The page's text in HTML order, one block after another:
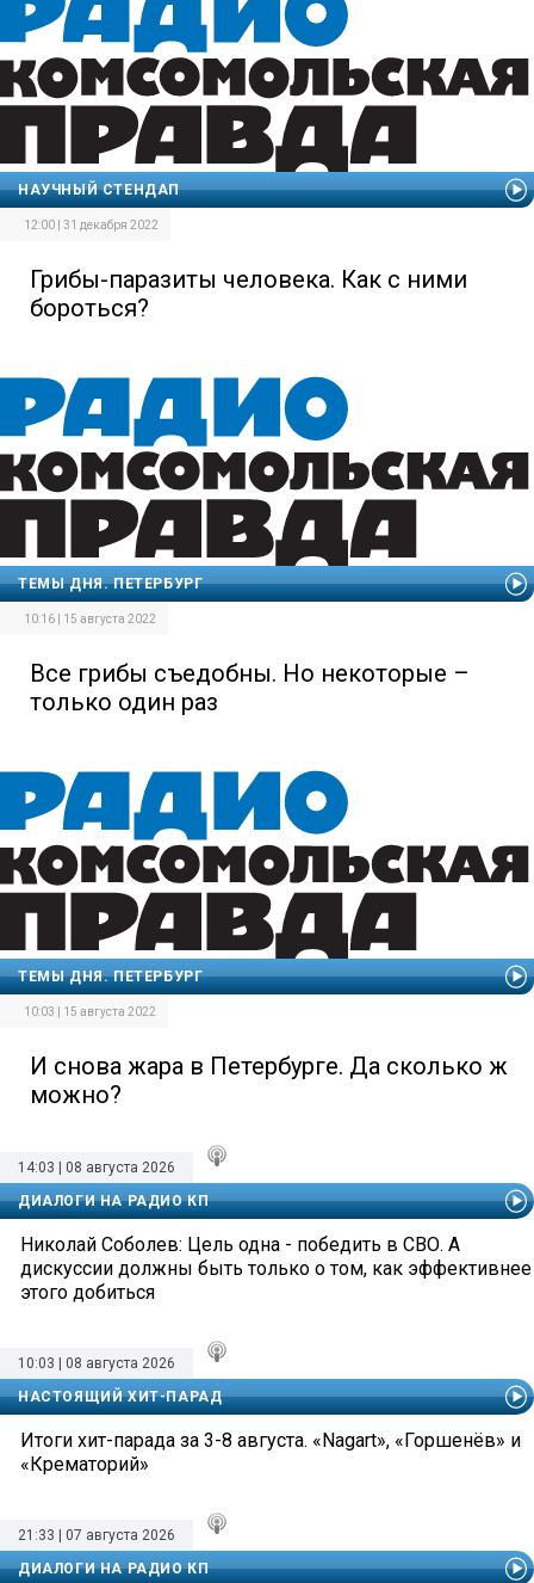
НАУЧНЫЙ СТЕНДАП
12:00 | 31 декабря 2022
Грибы-паразиты человека. Как с ними
бороться?
ТЕМЫ ДНЯ. ПЕТЕРБУРГ
10:16 | 15 августа 2022
Все грибы съедобны. Но некоторые –
только один раз
ТЕМЫ ДНЯ. ПЕТЕРБУРГ
10:03 | 15 августа 2022
И снова жара в Петербурге. Да сколько ж
можно?
14:03 | 08 августа 2026
ДИАЛОГИ НА РАДИО КП
Николай Соболев: Цель одна - победить в СВО. А
дискуссии должны быть только о том, как эффективнее
этого добиться
10:03 | 08 августа 2026
НАСТОЯЩИЙ ХИТ-ПАРАД
Итоги хит-парада за 3-8 августа. «Nagart», «Горшенёв» и
«Крематорий»
21:33 | 07 августа 2026
ДИАЛОГИ НА РАДИО КП